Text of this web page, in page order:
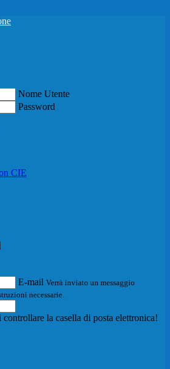
Nome Utente
Password
CIE
E-mail Verrà inviato un messaggio
necessarie.
la casella di posta elettronica!